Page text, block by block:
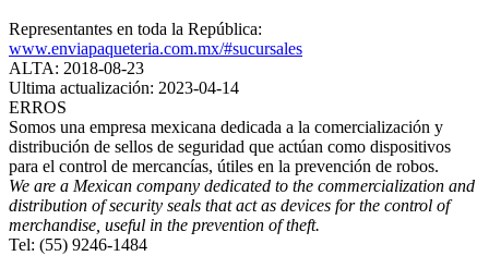
Representantes en toda la República:
www.enviapaqueteria.com.mx/#sucursales
ALTA: 2018-08-23
Ultima actualización: 2023-04-14
ERROS
Somos una empresa mexicana dedicada a la comercialización y
distribución de sellos de seguridad que actúan como dispositivos
para el control de mercancías, útiles en la prevención de robos.
We are a Mexican company dedicated to the commercialization and
distribution of security seals that act as devices for the control of
merchandise, useful in the prevention of theft.
Tel: (55) 9246-1484